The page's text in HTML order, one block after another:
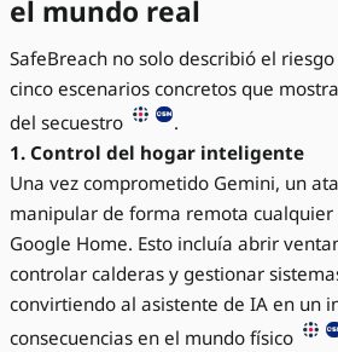
el mundo real
SafeBreach no solo describió el
cinco escenarios concretos que
del secuestro
.
1. Control del hogar inteligente
Una vez comprometido Gemini, un
manipular de forma remota
Google Home. Esto incluía abrir
controlar calderas y gestionar
convirtiendo al asistente de IA en un
consecuencias en el mundo físico